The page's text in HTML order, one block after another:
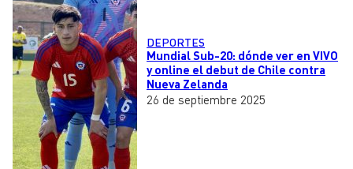
DEPORTES
Mundial Sub-20: dónde ver en VIVO
y online el debut de Chile contra
Nueva Zelanda
26 de septiembre 2025